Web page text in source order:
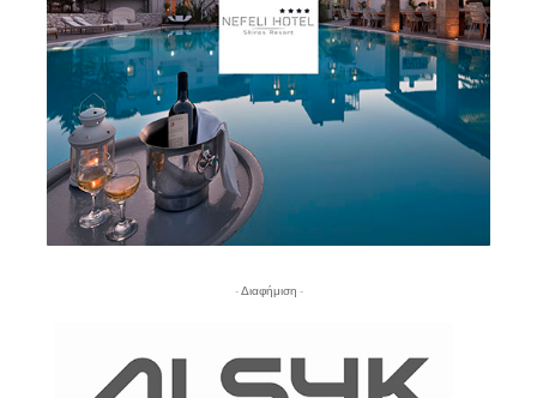
- Διαφήμιση -